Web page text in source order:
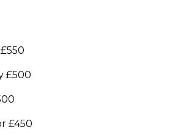
£500
£450